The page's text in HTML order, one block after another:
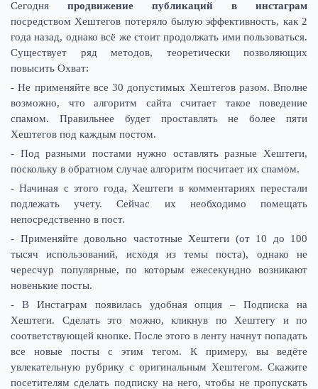
Сегодня продвижение публикаций в инстаграм
посредством Хештегов потеряло былую эффективность, как 2
года назад, однако всё же стоит продолжать ими пользоваться.
Существует ряд методов, теоретически позволяющих
повысить Охват:
- Не применяйте все 30 допустимых Хештегов разом. Вполне
возможно, что алгоритм сайта считает такое поведение
спамом. Правильнее будет проставлять не более пяти
Хештегов под каждым постом.
- Под разными постами нужно оставлять разные Хештеги,
поскольку в обратном случае алгоритм посчитает их спамом.
- Начиная с этого года, Хештеги в комментариях перестали
подлежать учету. Сейчас их необходимо помещать
непосредственно в пост.
- Применяйте довольно частотные Хештеги (от 10 до 100
тысяч использований, исходя из темы поста), однако не
чересчур популярные, по которым ежесекундно возникают
новенькие посты.
- В Инстаграм появилась удобная опция – Подписка на
Хештеги. Сделать это можно, кликнув по Хештегу и по
соответствующей кнопке. После этого в ленту начнут попадать
все новые посты с этим тегом. К примеру, вы ведёте
увлекательную рубрику с оригинальным Хештегом. Скажите
посетителям сделать подписку на него, чтобы не пропускать